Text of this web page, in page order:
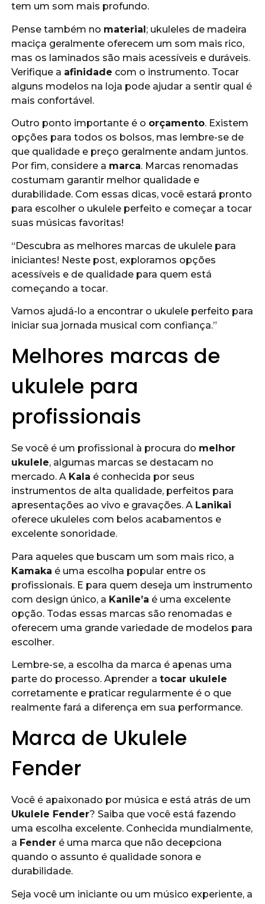
tem um som mais profundo.
Pense também no material; ukuleles de madeira
maciça geralmente oferecem um som mais rico,
mas os laminados são mais acessíveis e duráveis.
Verifique a afinidade com o instrumento. Tocar
alguns modelos na loja pode ajudar a sentir qual é
mais confortável.
Outro ponto importante é o orçamento. Existem
opções para todos os bolsos, mas lembre-se de
que qualidade e preço geralmente andam juntos.
Por fim, considere a marca. Marcas renomadas
costumam garantir melhor qualidade e
durabilidade. Com essas dicas, você estará pronto
para escolher o ukulele perfeito e começar a tocar
suas músicas favoritas!
“Descubra as melhores marcas de ukulele para
iniciantes! Neste post, exploramos opções
acessíveis e de qualidade para quem está
começando a tocar.
Vamos ajudá-lo a encontrar o ukulele perfeito para
iniciar sua jornada musical com confiança.”
Melhores marcas de
ukulele para
profissionais
Se você é um profissional à procura do melhor
ukulele, algumas marcas se destacam no
mercado. A Kala é conhecida por seus
instrumentos de alta qualidade, perfeitos para
apresentações ao vivo e gravações. A Lanikai
oferece ukuleles com belos acabamentos e
excelente sonoridade.
Para aqueles que buscam um som mais rico, a
Kamaka é uma escolha popular entre os
profissionais. E para quem deseja um instrumento
com design único, a Kanile’a é uma excelente
opção. Todas essas marcas são renomadas e
oferecem uma grande variedade de modelos para
escolher.
Lembre-se, a escolha da marca é apenas uma
parte do processo. Aprender a tocar ukulele
corretamente e praticar regularmente é o que
realmente fará a diferença em sua performance.
Marca de Ukulele
Fender
Você é apaixonado por música e está atrás de um
Ukulele Fender? Saiba que você está fazendo
uma escolha excelente. Conhecida mundialmente,
a Fenderé uma marca que não decepciona
quando o assunto é qualidade sonora e
durabilidade.
Seja você um iniciante ou um músico experiente, a